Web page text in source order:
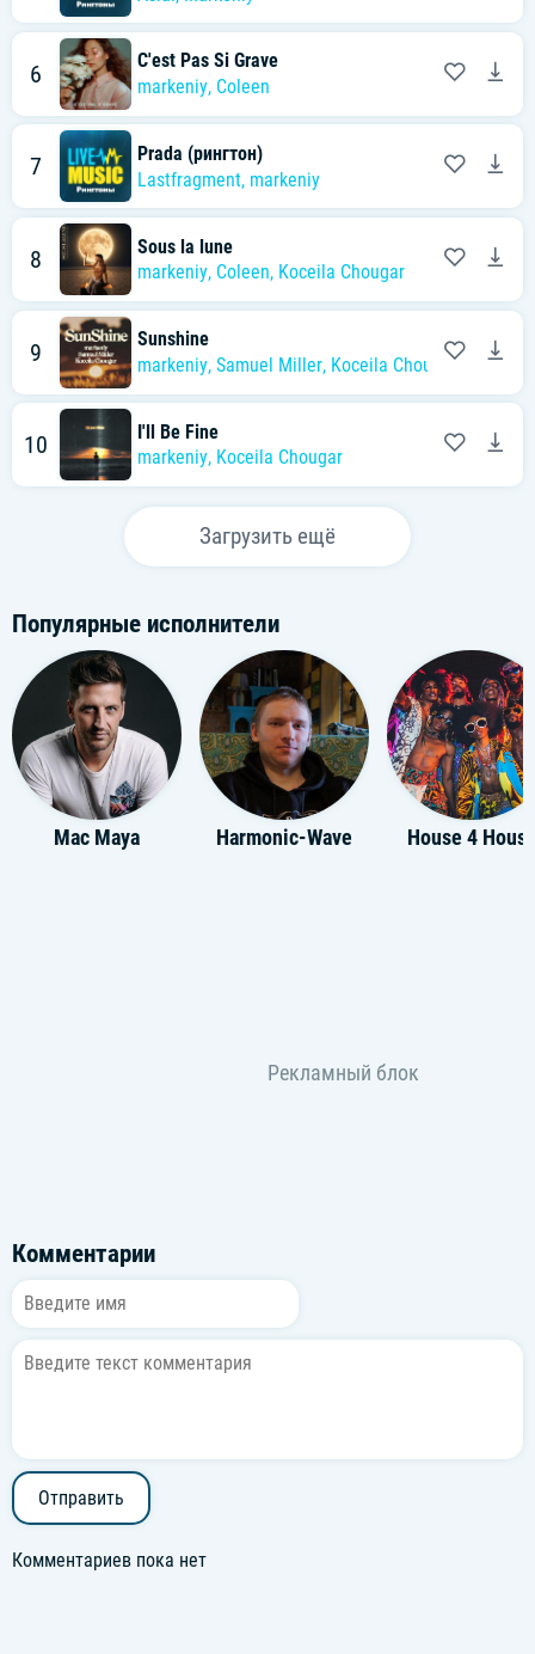
6
С'est Pas Si Grave
markeniy, Coleen
7
Prada (рингтон)
Lastfragment, markeniy
8
Sous la lune
markeniy, Coleen, Koceila Chougar
9
Sunshine
markeniy, Samuel Miller, Koceila Chougar
10
I'll Be Fine
markeniy, Koceila Chougar
Загрузить ещё
Популярные исполнители
Mac Maya Harmonic-Wave House 4
Комментарии
Отправить
Комментариев пока нет